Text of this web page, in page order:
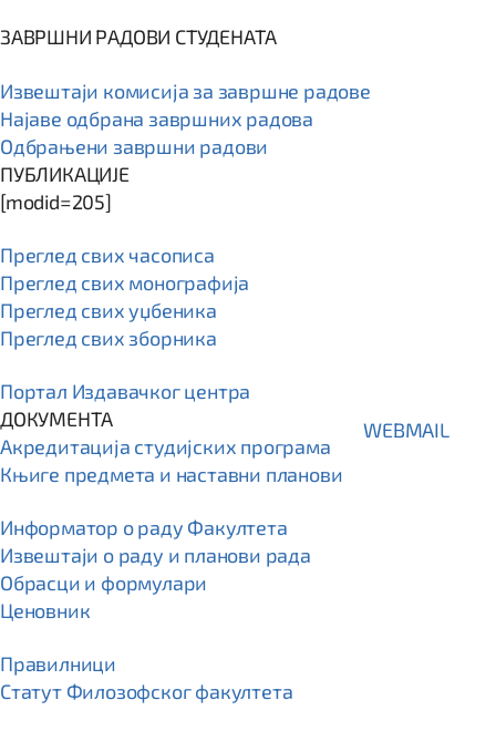
ЗАВРШНИ РАДОВИ СТУДЕНАТА
Извештаји комисија за завршне радове
Најаве одбрана завршних радова
Одбрањени завршни радови
ПУБЛИКАЦИЈЕ
[modid=205]
Преглед свих часописа
Преглед свих монографија
Преглед свих уџбеника
Преглед свих зборника
Портал Издавачког центра
ДОКУМЕНТА
Акредитација студијских програма
Књиге предмета и наставни планови
Информатор о раду Факултета
Извештаји о раду и планови рада
Обрасци и формулари
Ценовник
Правилници
Статут Филозофског факултета
WEBMAIL